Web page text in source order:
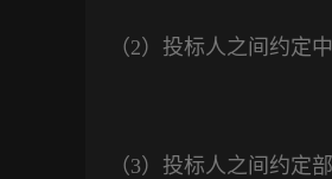
（2）投标人之间约定中
（3）投标人之间约定